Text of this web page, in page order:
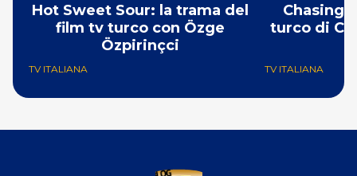
Hot Sweet Sour: la trama del
film tv turco con Özge
Özpirinçci
TV ITALIANA
Chasing
turco di
TV ITALIANA